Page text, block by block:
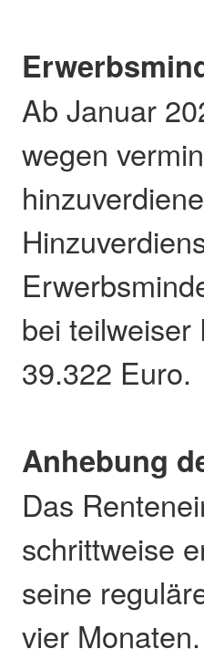
Ab Januar
wegen
bei
39.322 Euro.
Anhebung
Das
schrittweise
seine
vier